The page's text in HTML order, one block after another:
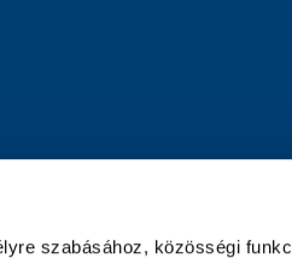
szabásához, közösségi